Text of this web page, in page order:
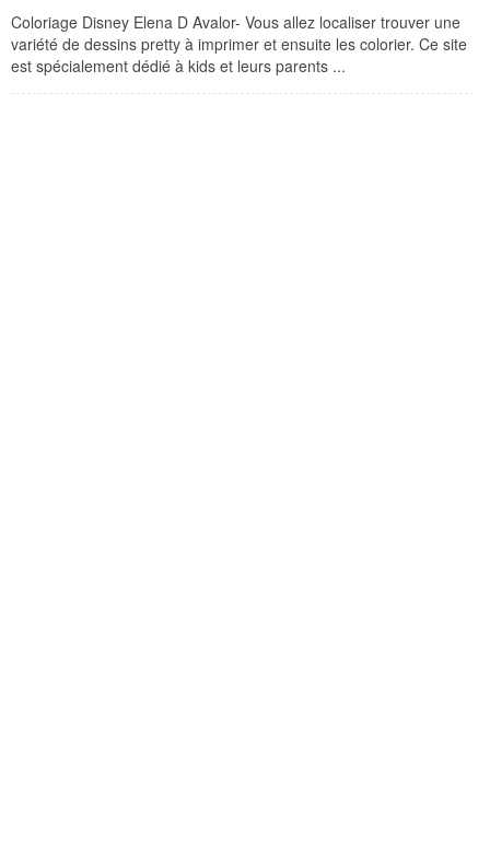
Coloriage Disney Elena D Avalor- Vous allez localiser trouver une
variété de dessins pretty à imprimer et ensuite les colorier. Ce site
est spécialement dédié à kids et leurs parents ...